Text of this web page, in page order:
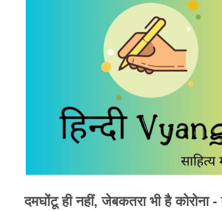
दमघोंटू ही नहीं, जेबकतरा भी है कोरोना